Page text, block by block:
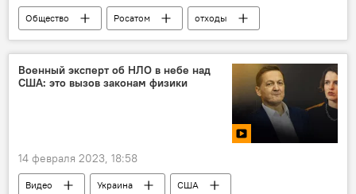
Общество Росатом
отходы
Россия
Военный эксперт об НЛО в небе над
США: это вызов законам физики
14 февраля 2023, 18:58
Видео Украина
США